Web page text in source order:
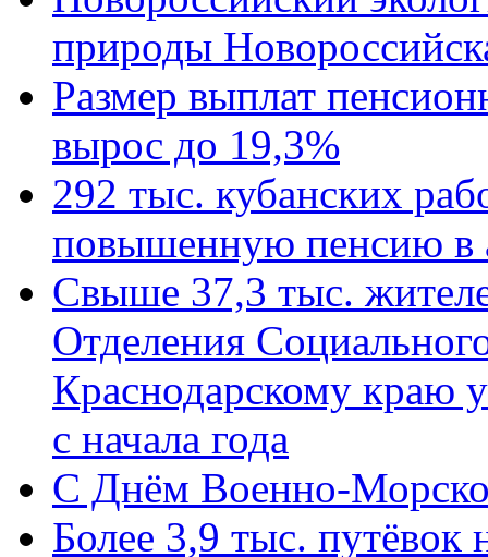
природы
Размер выплат
вырос до 19,3%
292 тыс. кубанских
повышенную пенсию в
Свыше 37,3 тыс.
Отделения
Краснодарскому краю
с начала года
C Днём Военно-
Более 3,9 тыс. путёвок